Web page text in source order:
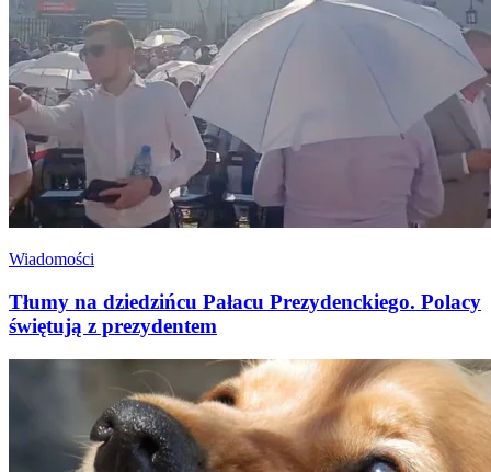
Wiadomości
Tłumy na dziedzińcu Pałacu Prezydenckiego. Polacy
świętują z prezydentem